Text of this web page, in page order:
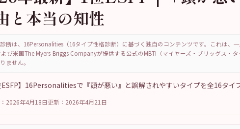
と本当の知性
断は、16Personalities（16タイプ性格診断）に基づく独自のコンテンツです。これは、
よび米国The Myers-Briggs Companyが提供する公式のMBTI（マイヤーズ・ブリッグス・
ません。
ESFP】16Personalitiesで『頭が悪い』と誤解されやすいタイプを全16タイ
2026年4月18日更新： 2026年4月21日